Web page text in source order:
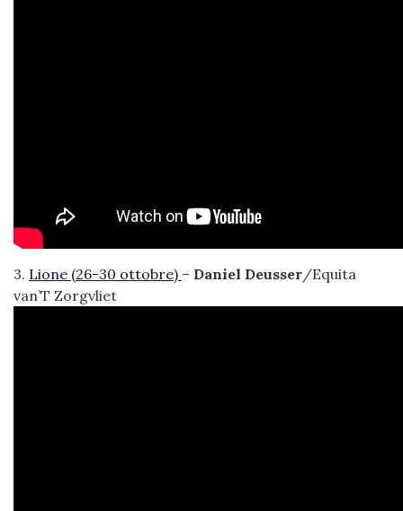
3. Lione (26-30 ottobre) – Daniel Deusser/Equita
van’T Zorgvliet